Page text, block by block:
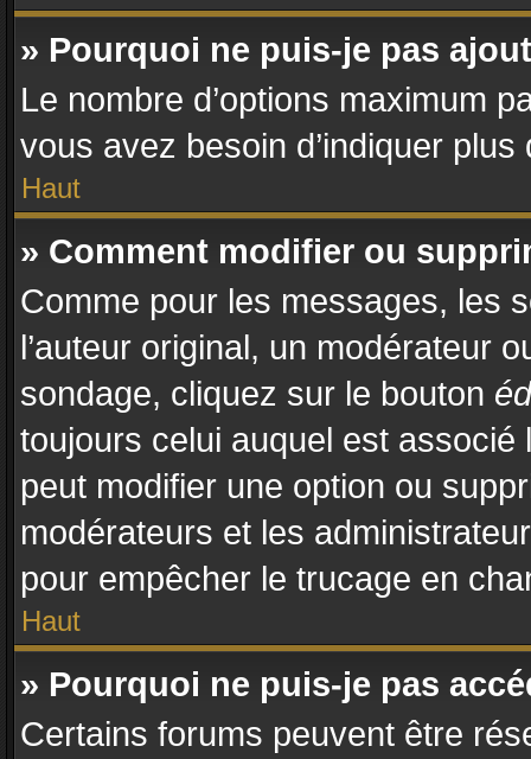
» Pourquoi ne puis-je pas
Le nombre d’options maximum
vous avez besoin d’indiquer plus
Haut
» Comment modifier ou
Comme pour les messages, les
l’auteur original, un modérateur
sondage, cliquez sur le bouton
toujours celui auquel est associé
peut modifier une option ou
modérateurs et les
pour empêcher le trucage en
Haut
» Pourquoi ne puis-je pas
Certains forums peuvent être